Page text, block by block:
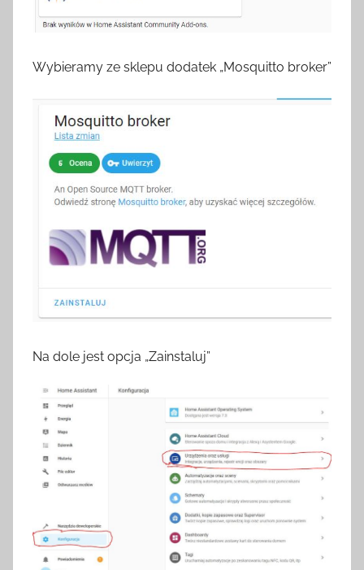
Wybieramy ze sklepu dodatek „Mosquitto broker”
Na dole jest opcja „Zainstaluj”